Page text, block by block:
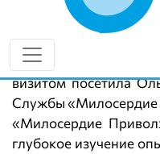
изучила опыт
социального служения
С 11 по 13 августа
визитом посетила
Службы «Милосердие
«Милосердие
глубокое изучение